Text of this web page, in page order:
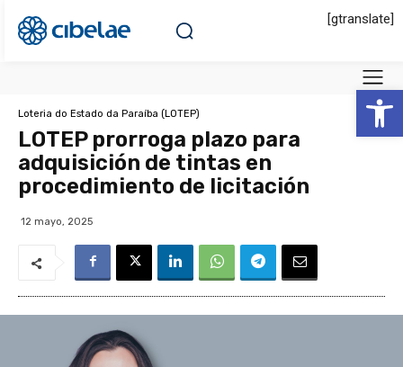
Abrir
[gtranslate]
Loteria do Estado da Paraíba (LOTEP)
LOTEP prorroga plazo para
adquisición de tintas en
procedimiento de licitación
12 mayo, 2025